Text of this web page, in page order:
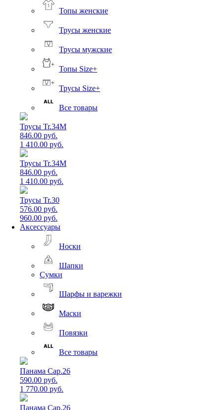
Топы женские
Трусы женские
Трусы мужские
Топы Size+
Трусы Size+
Все товары
Трусы Tr.34M
846.00 руб.
1 410.00 руб.
Трусы Tr.34M
846.00 руб.
1 410.00 руб.
Трусы Tr.30
576.00 руб.
960.00 руб.
Аксессуары
Носки
Шапки
Сумки
Шарфы и варежки
Маски
Повязки
Все товары
Панама Cap.26
590.00 руб.
1 770.00 руб.
Панама Cap.26